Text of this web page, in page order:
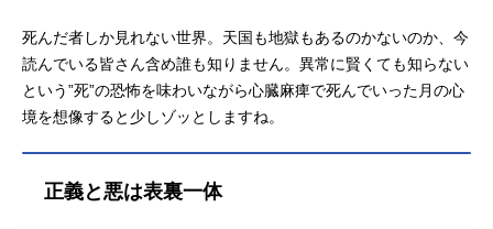
死んだ者しか見れない世界。天国も地獄もあるのかないのか、今
読んでいる皆さん含め誰も知りません。異常に賢くても知らない
という”死”の恐怖を味わいながら心臓麻痺で死んでいった月の心
境を想像すると少しゾッとしますね。
正義と悪は表裏一体